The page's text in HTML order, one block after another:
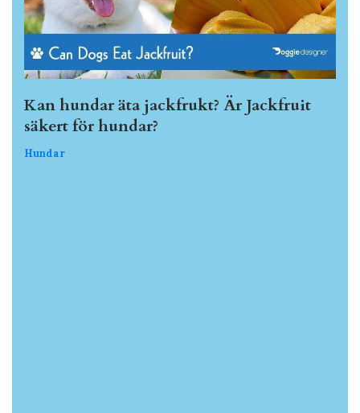
Kan hundar äta jackfrukt? Är Jackfruit
säkert för hundar?
Hundar